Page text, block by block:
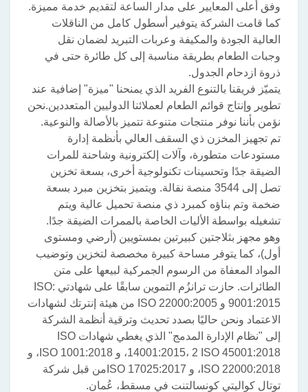
وفق أعلى المعايير على مدار الساعة لتقديم خدمة مميزة.
كما قامت الشركة يتوفير أسطول كامل من الناقلات
العالية الجودة والمكيفة وعربات التبريد لضمان نقل
وجبات الطعام بطريقة مناسبة إلى كل طائرة حتى في
ذروة ازدحام الجدول.
يتميّز فريقنا بالتنوع الفريد الذي يمنحنا "ميزة" إضافية عند
تطوير وإنتاج قوائم الطعام لعملائنا الدوليين المتعددين.نحن
نؤمن بأننا نوفر منتجات متنوعة تتميز بالأصالة والنوعية.
تم تجهيز المخزن ذي السقف العالي بأنظمة إدارة
مستودعات متطورة، وآلات إلكترونية وشاحنة للمرات
الضيقة جدًا وتحسينات تكنولوجية أخرى، بسعة تخزين
تصل إلى 3544 منصة نقالة. ويتميز بتخزين مبرد بسعة
ضخمة وتم بناؤه كمبرد ذي منصة تحميل عالية ويتم
تشغيله بواسطة الأليات الخاصة بالممرات الضيقة جدًا.
وهو مجهز بثلاجتين كبيرتين بمستويين (أرضي ومستوى
أول)، كما يتوفر مساحة كبيرة مخصصة لتخزين وتوضيب
المواد المعفاة من الرسوم الجمركية لبيعها على متن
الطائرات. حازت ترانزُم التموين سابقًا على شهادتي ISO:
9001:2015 و ISO 22000:2005 من هيئة إنترتك لشهادات
الاعتماد ونحن حاليًا بصدد تحديث وترقية أنظمة الشركة
إلى "نظام الإدارة المدمج" الذي يغطي شهادات ISO
14001:2015، 2 ISO 45001:2018، و ISO 1001:2018، و
ISO 22000:2018، و ISO 17025:2017من قبل شركة
توتال كواليتي كونسالتنت في مسقط، عُمان.